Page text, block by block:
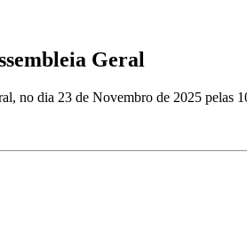
Geral
no dia 23 de Novembro de 2025